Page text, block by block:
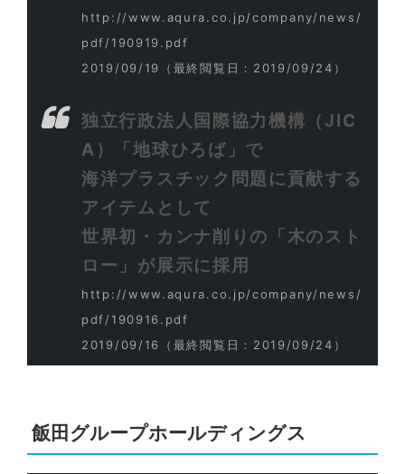
http://www.aqura.co.jp/company/news/
pdf/190919.pdf
2019/09/19
（最終閲覧日：2019/09/24）
独立行政法人国際協力機構（JIC
A）「地球ひろば」で
海洋プラスチック問題に貢献する
アイテムとして
世界初・カンナ削りの「木のスト
ロー」が展示に採用
http://www.aqura.co.jp/company/news/
pdf/190916.pdf
2019/09/16
（最終閲覧日：2019/09/24）
飯田グループホールディングス